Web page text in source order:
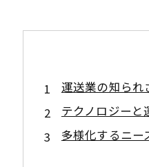
運送業の知られ
テクノロジー
多様化するニー
運送業が描く